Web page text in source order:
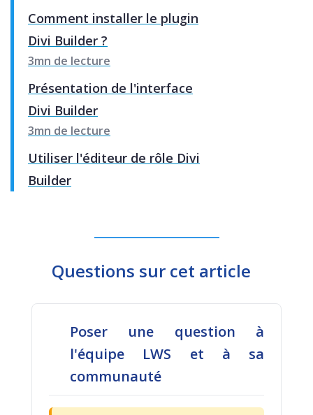
Comment installer le plugin
Divi Builder ?
3mn de lecture
Présentation de l'interface
Divi Builder
3mn de lecture
Utiliser l'éditeur de rôle Divi
Builder
Questions sur cet article
Poser une question à
l'équipe LWS et à sa
communauté